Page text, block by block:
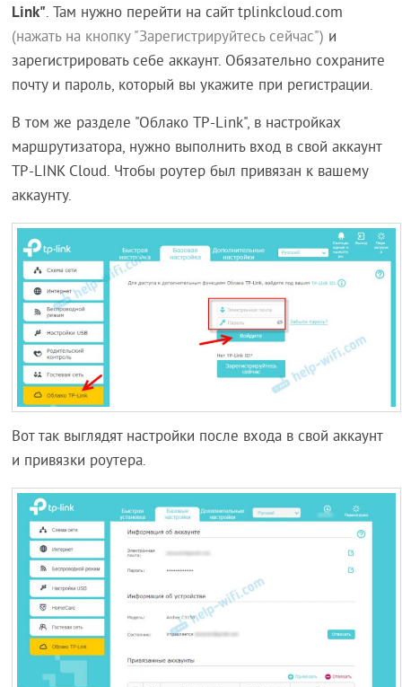
Link". Там нужно перейти на сайт tplinkcloud.com
(нажать на кнопку "Зарегистрируйтесь сейчас") и
зарегистрировать себе аккаунт. Обязательно сохраните
почту и пароль, который вы укажите при регистрации.
В том же разделе "Облако TP-Link", в настройках
маршрутизатора, нужно выполнить вход в свой аккаунт
TP-LINK Cloud. Чтобы роутер был привязан к вашему
аккаунту.
Вот так выглядят настройки после входа в свой аккаунт
и привязки роутера.